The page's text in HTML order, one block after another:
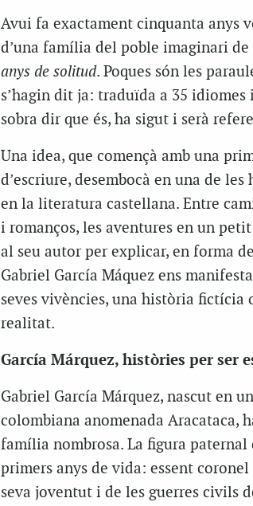
Avui fa exactament cinquanta anys
d’una família del poble imaginari
anys de solitud. Poques són les
s’hagin dit ja: traduïda a 35
sobra dir que és, ha sigut i serà
Una idea, que començà amb una
d’escriure, desembocà en una de
en la literatura castellana. Entre
i romanços, les aventures en un
al seu autor per explicar, en forma
Gabriel García Máquez ens
seves vivències, una història fictícia
realitat.
García Márquez, històries per ser
Gabriel García Márquez, nascut en
colombiana anomenada Aracataca,
família nombrosa. La figura paternal
primers anys de vida: essent
seva joventut i de les guerres civils